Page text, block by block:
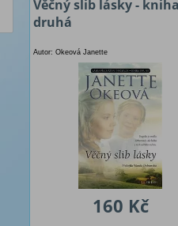
Věčný slib lásky -
druhá
Autor: Okeová Janette
160 Kč